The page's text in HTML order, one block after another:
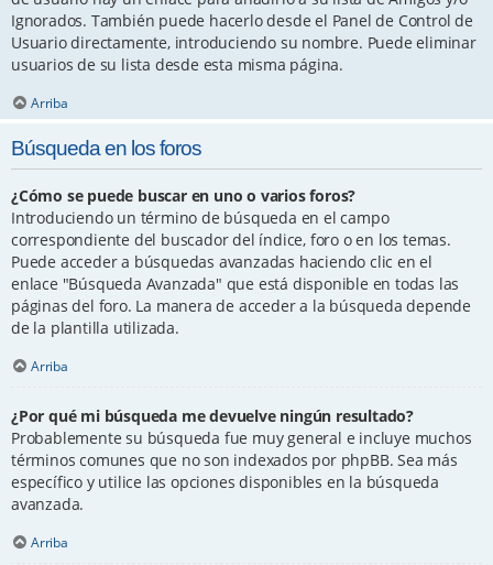
Ignorados. También puede hacerlo desde el Panel de Control de
Usuario directamente, introduciendo su nombre. Puede eliminar
usuarios de su lista desde esta misma página.
Arriba
Búsqueda en los foros
¿Cómo se puede buscar en uno o varios foros?
Introduciendo un término de búsqueda en el campo
correspondiente del buscador del índice, foro o en los temas.
Puede acceder a búsquedas avanzadas haciendo clic en el
enlace "Búsqueda Avanzada" que está disponible en todas las
páginas del foro. La manera de acceder a la búsqueda depende
de la plantilla utilizada.
Arriba
¿Por qué mi búsqueda me devuelve ningún resultado?
Probablemente su búsqueda fue muy general e incluye muchos
términos comunes que no son indexados por phpBB. Sea más
específico y utilice las opciones disponibles en la búsqueda
avanzada.
Arriba